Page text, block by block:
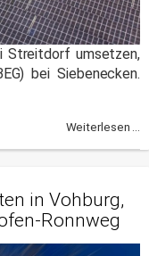
Streitdorf umsetzen,
bei Siebenecken.
Weiterlesen ...
in Vohburg,
Ronnweg